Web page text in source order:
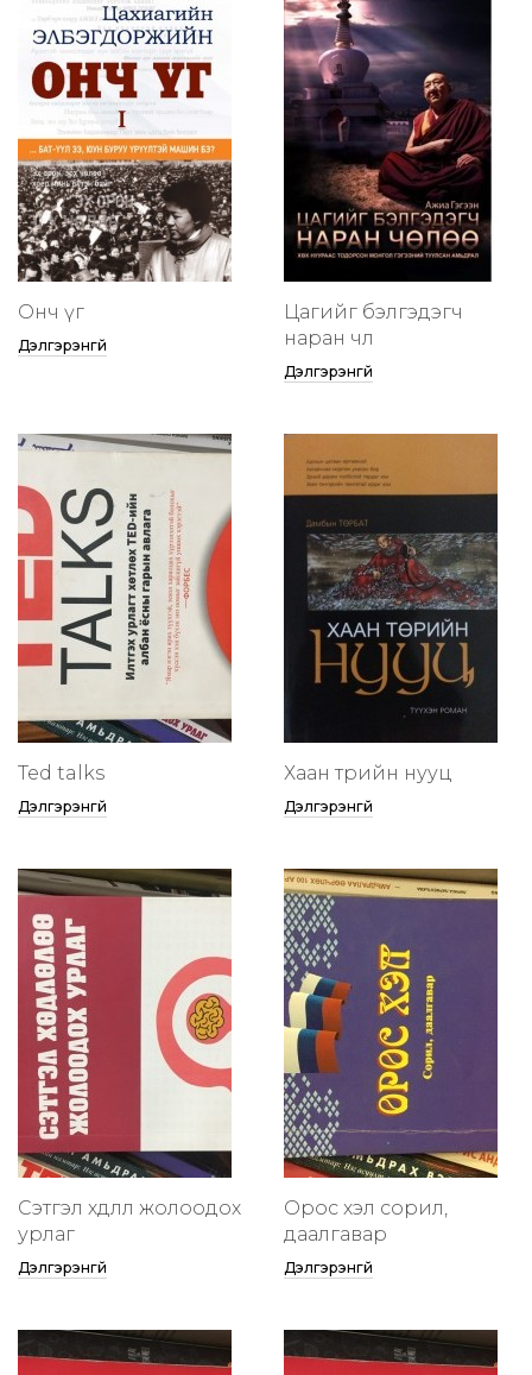
Онч үг
Дэлгэрэнгүй
Цагийг бэлгэдэгч
наран чөлөө
Дэлгэрэнгүй
Ted talks
Дэлгэрэнгүй
Хаан төрийн нууц
Дэлгэрэнгүй
Сэтгэл хөдлөлөө жолоодох
урлаг
Дэлгэрэнгүй
Орос хэл сорил,
даалгавар
Дэлгэрэнгүй